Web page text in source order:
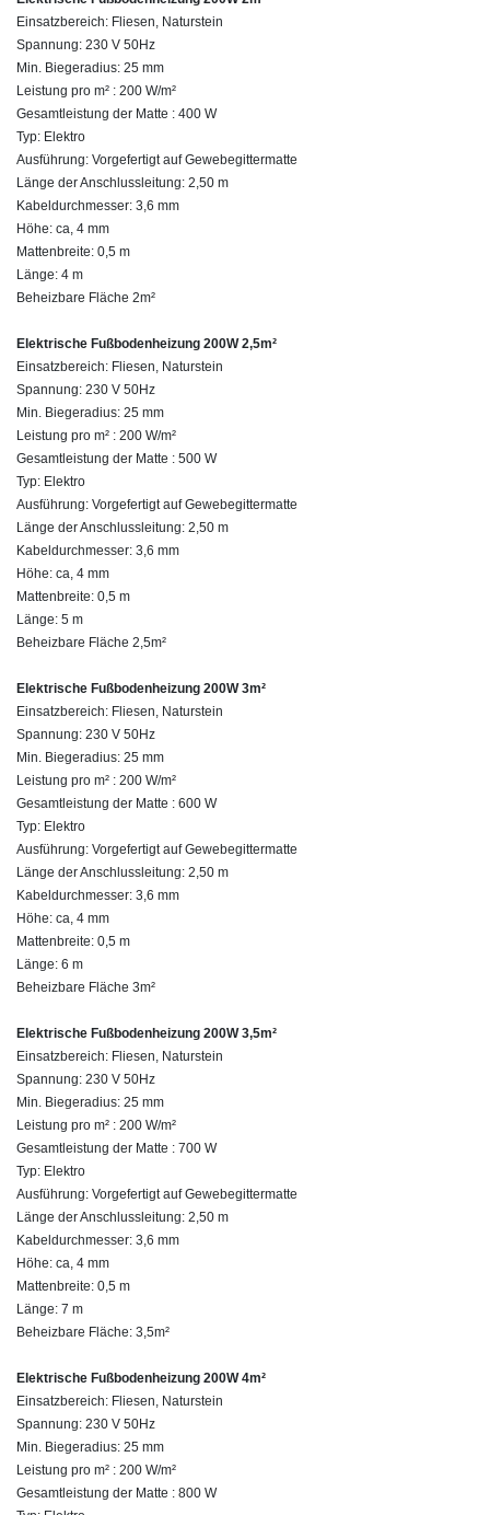
Einsatzbereich: Fliesen, Naturstein
Spannung: 230 V 50Hz
Min. Biegeradius: 25 mm
Leistung pro m² : 200 W/m²
Gesamtleistung der Matte : 400 W
Typ: Elektro
Ausführung: Vorgefertigt auf Gewebegittermatte
Länge der Anschlussleitung: 2,50 m
Kabeldurchmesser: 3,6 mm
Höhe: ca, 4 mm
Mattenbreite: 0,5 m
Länge: 4 m
Beheizbare Fläche 2m²
Elektrische Fußbodenheizung 200W 2,5m²
Einsatzbereich: Fliesen, Naturstein
Spannung: 230 V 50Hz
Min. Biegeradius: 25 mm
Leistung pro m² : 200 W/m²
Gesamtleistung der Matte : 500 W
Typ: Elektro
Ausführung: Vorgefertigt auf Gewebegittermatte
Länge der Anschlussleitung: 2,50 m
Kabeldurchmesser: 3,6 mm
Höhe: ca, 4 mm
Mattenbreite: 0,5 m
Länge: 5 m
Beheizbare Fläche 2,5m²
Elektrische Fußbodenheizung 200W 3m²
Einsatzbereich: Fliesen, Naturstein
Spannung: 230 V 50Hz
Min. Biegeradius: 25 mm
Leistung pro m² : 200 W/m²
Gesamtleistung der Matte : 600 W
Typ: Elektro
Ausführung: Vorgefertigt auf Gewebegittermatte
Länge der Anschlussleitung: 2,50 m
Kabeldurchmesser: 3,6 mm
Höhe: ca, 4 mm
Mattenbreite: 0,5 m
Länge: 6 m
Beheizbare Fläche 3m²
Elektrische Fußbodenheizung 200W 3,5m²
Einsatzbereich: Fliesen, Naturstein
Spannung: 230 V 50Hz
Min. Biegeradius: 25 mm
Leistung pro m² : 200 W/m²
Gesamtleistung der Matte : 700 W
Typ: Elektro
Ausführung: Vorgefertigt auf Gewebegittermatte
Länge der Anschlussleitung: 2,50 m
Kabeldurchmesser: 3,6 mm
Höhe: ca, 4 mm
Mattenbreite: 0,5 m
Länge: 7 m
Beheizbare Fläche: 3,5m²
Elektrische Fußbodenheizung 200W 4m²
Einsatzbereich: Fliesen, Naturstein
Spannung: 230 V 50Hz
Min. Biegeradius: 25 mm
Leistung pro m² : 200 W/m²
Gesamtleistung der Matte : 800 W